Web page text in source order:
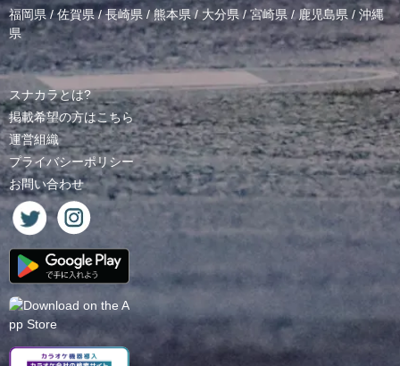
福岡県 / 佐賀県/長崎県 /熊本県 / 大分県/宮崎県 / 鹿児島県 / 沖縄
県
スナカラとは?
掲載希望の方はこちら
運営組織
プライバシーポリシー
お問い合わせ